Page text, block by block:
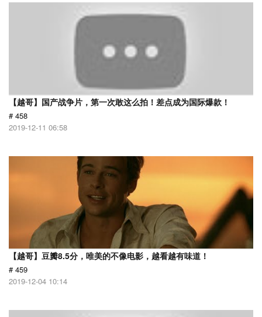
【越哥】国产战争片，第一次敢这么拍！差点成为国际爆款！
# 458
2019-12-11 06:58
【越哥】豆瓣8.5分，唯美的不像电影，越看越有味道！
# 459
2019-12-04 10:14